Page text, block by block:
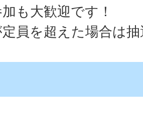
も大歓迎です！
員を超えた場合は